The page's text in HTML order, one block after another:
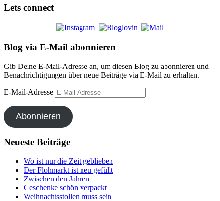
Lets connect
Blog via E-Mail abonnieren
Gib Deine E-Mail-Adresse an, um diesen Blog zu abonnieren und
Benachrichtigungen über neue Beiträge via E-Mail zu erhalten.
E-Mail-Adresse
Abonnieren
Neueste Beiträge
Wo ist nur die Zeit geblieben
Der Flohmarkt ist neu gefüllt
Zwischen den Jahren
Geschenke schön verpackt
Weihnachtsstollen muss sein